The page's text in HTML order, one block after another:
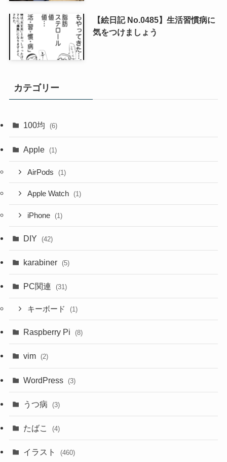
【絵日記 No.0485】生活習慣病に
気をつけましょう
カテゴリー
100均 (6)
Apple (1)
AirPods (1)
Apple Watch (1)
iPhone (1)
DIY (42)
karabiner (5)
PC関連 (31)
キーボード (1)
Raspberry Pi (8)
vim (2)
WordPress (3)
うつ病 (3)
たばこ (4)
イラスト (460)